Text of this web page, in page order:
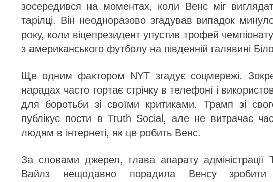
зосередився на моментах, коли Венс міг
тарілці. Він неодноразово згадував випадок
року, коли віцепрезидент упустив трофей
з американського футболу на південній галявині
Ще одним фактором NYT згадує соцмережі.
нарадах часто гортає стрічку в телефоні і
для боротьби зі своїми критиками. Трамп зі
публікує пости в Truth Social, але не витрачає час
людям в інтернеті, як це робить Венс.
За словами джерел, глава апарату адміністрації
Вайлз нещодавно порадила Венсу